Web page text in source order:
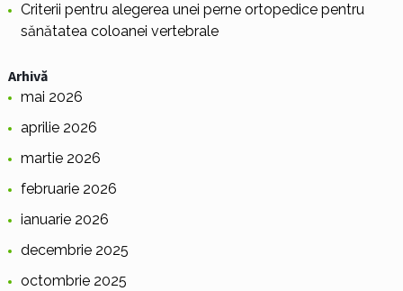
Criterii pentru alegerea unei perne ortopedice pentru
sănătatea coloanei vertebrale
Arhivă
mai 2026
aprilie 2026
martie 2026
februarie 2026
ianuarie 2026
decembrie 2025
octombrie 2025